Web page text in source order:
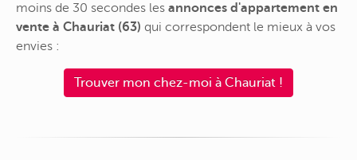
moins de 30 secondes les annonces d'appartement en
vente à Chauriat (63) qui correspondent le mieux à vos
envies :
Trouver mon chez-moi à Chauriat !